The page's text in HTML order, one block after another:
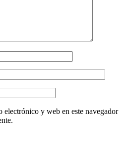
electrónico y web en este navegador